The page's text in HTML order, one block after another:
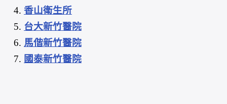
香山衛生所
台大新竹醫院
馬偕新竹醫院
國泰新竹醫院